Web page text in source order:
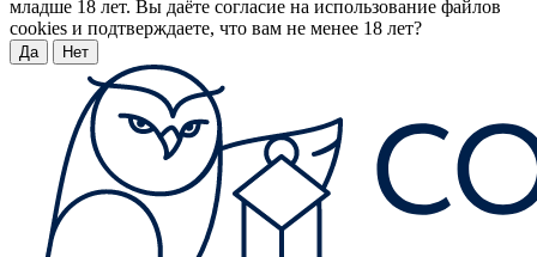
младше 18 лет. Вы даёте согласие на использование файлов
cookies и подтверждаете, что вам не менее 18 лет?
Да Нет